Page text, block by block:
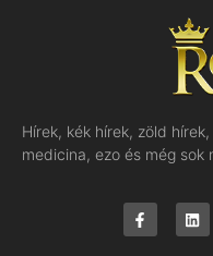
Hírek, kék hírek, zöld
medicina, ezo és még sok